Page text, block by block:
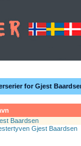
for Gjest
Baardsen
Gjest Baardsen